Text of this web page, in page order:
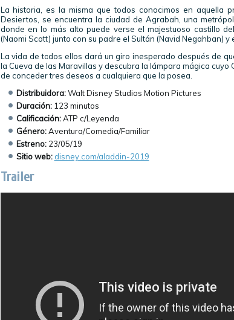
La historia, es la misma que todos conocimos en aquella
Desiertos, se encuentra la ciudad de Agrabah, una
donde en lo más alto puede verse el majestuoso castillo
(Naomi Scott) junto con su padre el Sultán (Navid Negahban) y
La vida de todos ellos dará un giro inesperado después de
la Cueva de las Maravillas y descubra la lámpara mágica
de conceder tres deseos a cualquiera que la posea.
Distribuidora:Walt Disney Studios Motion Pictures
Duración:123 minutos
Calificación:ATP c/Leyenda
Género:Aventura/Comedia/Familiar
Estreno:23/05/19
Sitio web: disney.com/aladdin-2019
Trailer